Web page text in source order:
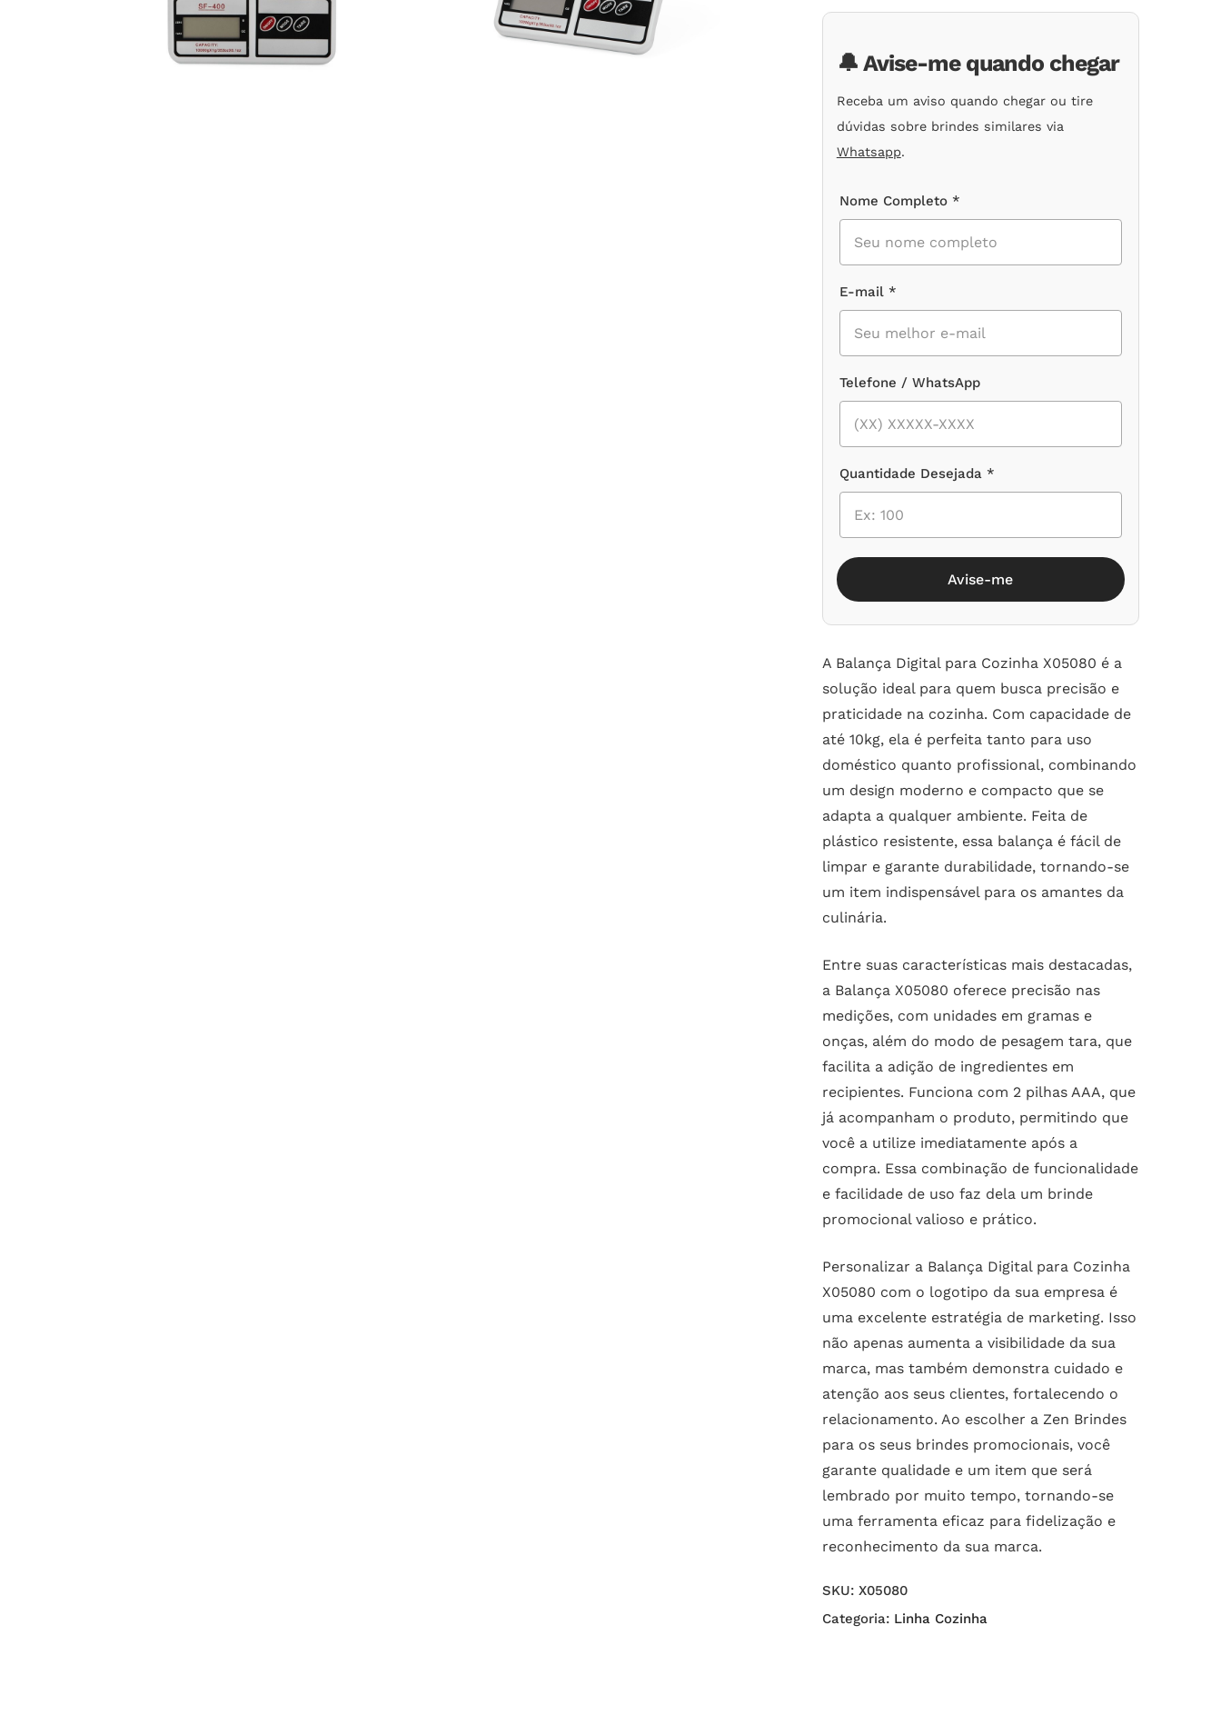
clientes
🔔 Avise-me quando chegar
Receba um aviso quando chegar ou tire
dúvidas sobre brindes similares via
Whatsapp.
Nome Completo *
E-mail *
Telefone / WhatsApp
Quantidade Desejada *
Avise-me
A Balança Digital para Cozinha X05080 é a
solução ideal para quem busca precisão e
praticidade na cozinha. Com capacidade de
até 10kg, ela é perfeita tanto para uso
doméstico quanto profissional, combinando
um design moderno e compacto que se
adapta a qualquer ambiente. Feita de
plástico resistente, essa balança é fácil de
limpar e garante durabilidade, tornando-se
um item indispensável para os amantes da
culinária.
Entre suas características mais destacadas,
a Balança X05080 oferece precisão nas
medições, com unidades em gramas e
onças, além do modo de pesagem tara, que
facilita a adição de ingredientes em
recipientes. Funciona com 2 pilhas AAA, que
já acompanham o produto, permitindo que
você a utilize imediatamente após a
compra. Essa combinação de funcionalidade
e facilidade de uso faz dela um brinde
promocional valioso e prático.
Personalizar a Balança Digital para Cozinha
X05080 com o logotipo da sua empresa é
uma excelente estratégia de marketing. Isso
não apenas aumenta a visibilidade da sua
marca, mas também demonstra cuidado e
atenção aos seus clientes, fortalecendo o
relacionamento. Ao escolher a Zen Brindes
para os seus brindes promocionais, você
garante qualidade e um item que será
lembrado por muito tempo, tornando-se
uma ferramenta eficaz para fidelização e
reconhecimento da sua marca.
SKU: X05080
Categoria: Linha Cozinha